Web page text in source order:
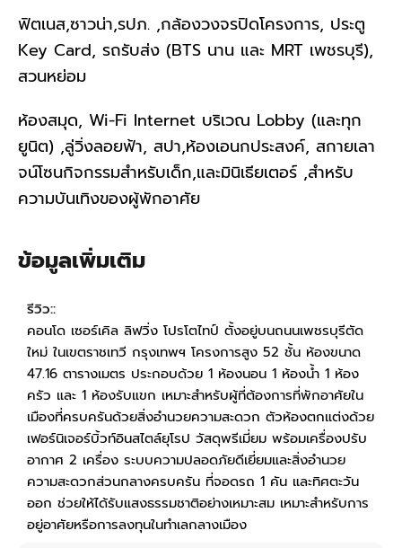
ฟิตเนส,ซาวน่า,รปภ. ,กล้องวงจรปิดโครงการ, ประตู
Key Card, รถรับส่ง (BTS นาน และ MRT เพชรบุรี),
สวนหย่อม
ห้องสมุด, Wi-Fi Internet บริเวณ Lobby (และทุก
ยูนิต) ,ลู่วิ่งลอยฟ้า, สปา,ห้องเอนกประสงค์, สกายเลา
จน์โซนกิจกรรมสำหรับเด็ก,และมินิเธียเตอร์ ,สำหรับ
ความบันเทิงของผู้พักอาศัย
ข้อมูลเพิ่มเติม
รีวิว::
คอนโด เซอร์เคิล ลิฟวิ่ง โปรโตไทป์ ตั้งอยู่บนถนนเพชรบุรีตัด
ใหม่ ในเขตราชเทวี กรุงเทพฯ โครงการสูง 52 ชั้น ห้องขนาด
47.16 ตารางเมตร ประกอบด้วย 1 ห้องนอน 1 ห้องน้ำ 1 ห้อง
ครัว และ 1 ห้องรับแขก เหมาะสำหรับผู้ที่ต้องการที่พักอาศัยใน
เมืองที่ครบครันด้วยสิ่งอำนวยความสะดวก ตัวห้องตกแต่งด้วย
เฟอร์นิเจอร์บิ้วท์อินสไตล์ยุโรป วัสดุพรีเมี่ยม พร้อมเครื่องปรับ
อากาศ 2 เครื่อง ระบบความปลอดภัยดีเยี่ยมและสิ่งอำนวย
ความสะดวกส่วนกลางครบครัน ที่จอดรถ 1 คัน และทิศตะวัน
ออก ช่วยให้ได้รับแสงธรรมชาติอย่างเหมาะสม เหมาะสำหรับการ
อยู่อาศัยหรือการลงทุนในทำเลกลางเมือง